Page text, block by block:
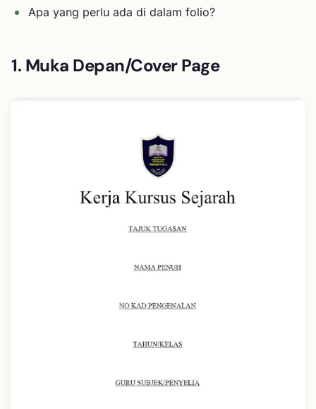
Apa yang perlu ada di dalam folio?
1. Muka Depan/Cover Page